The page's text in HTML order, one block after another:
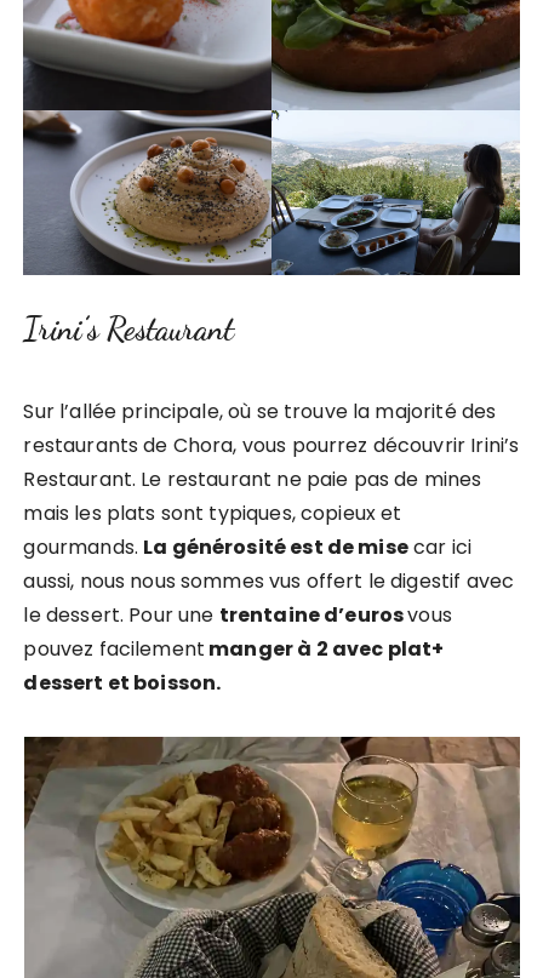
Irini’s Restaurant
Sur l’allée principale, où se trouve la majorité des
restaurants de Chora, vous pourrez découvrir Irini’s
Restaurant. Le restaurant ne paie pas de mines
mais les plats sont typiques, copieux et
gourmands. La générosité est de misecar ici
aussi, nous nous sommes vus offert le digestif avec
le dessert. Pour une trentaine d’eurosvous
pouvez facilement manger à 2 avec plat+
dessert et boisson.